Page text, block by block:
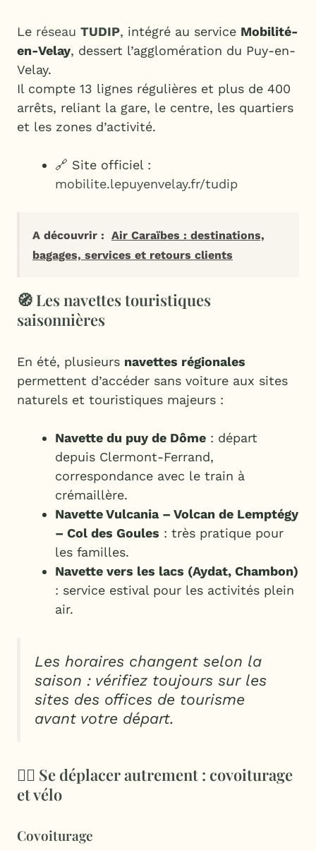
Le réseau TUDIP, intégré au service Mobilité-
en-Velay, dessert l’agglomération du Puy-en-
Velay.
Il compte 13 lignes régulières et plus de 400
arrêts, reliant la gare, le centre, les quartiers
et les zones d’activité.
🔗 Site officiel :
mobilite.lepuyenvelay.fr/tudip
A découvrir : Air Caraïbes : destinations,
bagages, services et retours clients
🧭 Les navettes touristiques
saisonnières
En été, plusieurs navettes régionales
permettent d’accéder sans voiture aux sites
naturels et touristiques majeurs :
Navette du puy de Dôme : départ
depuis Clermont-Ferrand,
correspondance avec le train à
crémaillère.
Navette Vulcania – Volcan de Lemptégy
– Col des Goules : très pratique pour
les familles.
Navette vers les lacs (Aydat, Chambon)
: service estival pour les activités plein
air.
Les horaires changent selon la
saison : vérifiez toujours sur les
sites des offices de tourisme
avant votre départ.
🚴‍♀️ Se déplacer autrement : covoiturage
et vélo
Covoiturage